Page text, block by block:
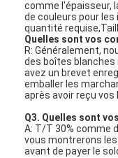
comme l'épaisseur,
de couleurs pour
quantité
Quelles sont vos
R: Généralement,
des boîtes
avez un brevet
emballer les
après avoir reçu
Q3. Quelles sont
A: T/T 30% comme
vous montrerons
avant de payer le